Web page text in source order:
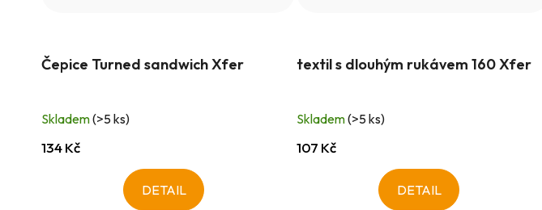
Čepice Turned sandwich Xfer
Skladem(>5 ks)
134 Kč
DETAIL
textil s dlouhým rukávem 160 Xfer
Skladem(>5 ks)
107 Kč
DETAIL